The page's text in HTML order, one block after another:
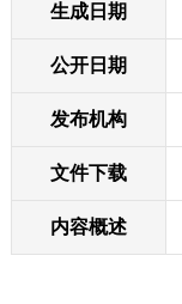
生成日期
公开日期
发布机构
文件下载
内容概述